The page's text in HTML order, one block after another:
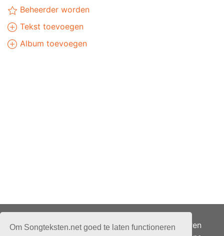
Om Songteksten.net goed te laten functioneren
Beheerder worden
Tekst toevoegen
Album toevoegen
Adverteren